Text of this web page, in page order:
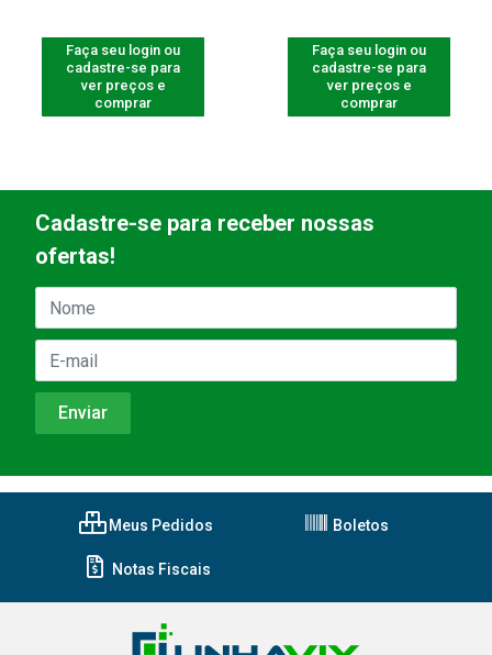
Faça seu login ou
cadastre-se para
ver preços e
comprar
Faça seu login ou
cadastre-se para
ver preços e
comprar
Cadastre-se para receber nossas
ofertas!
Meus Pedidos Boletos
Notas Fiscais